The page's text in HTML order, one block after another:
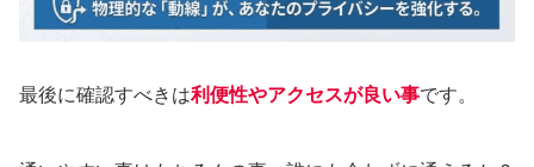
最後に確認すべきは利便性やアクセスが良い事です。